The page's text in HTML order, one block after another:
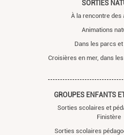
SORTIES
À la rencontre des
Animations
Dans les parcs
Croisières en mer, dans
GROUPES ENFANTS
Sorties scolaires et
Finistère
Sorties scolaires